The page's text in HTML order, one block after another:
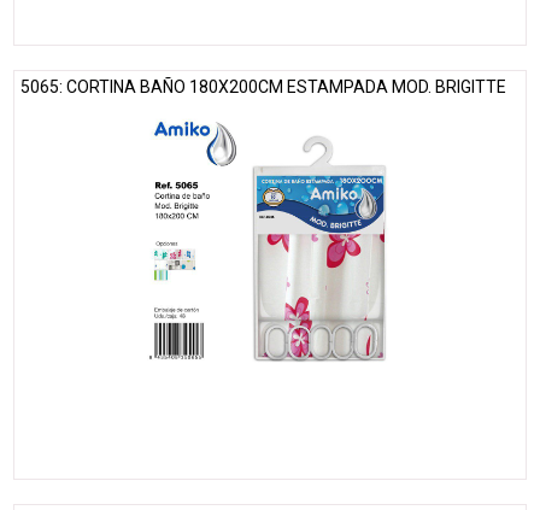
5065: CORTINA BAÑO 180X200CM ESTAMPADA MOD. BRIGITTE